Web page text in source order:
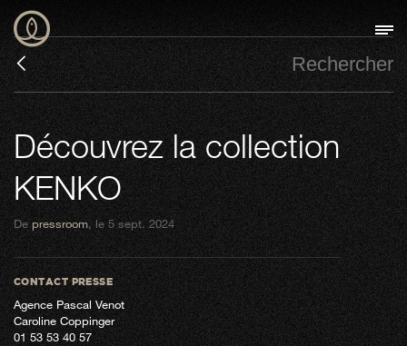
Découvrez la collection
KENKO
Depressroom, le 5 sept. 2024
CONTACT PRESSE
Agence Pascal Venot
Caroline Coppinger
01 53 53 40 57